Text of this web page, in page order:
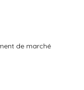
de marché